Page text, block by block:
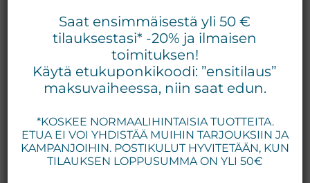
Kosmetiikan
verkkokauppa
Tilaa
tänään
tuotteet:
Exuviance,
Medik8,
Priori,
Bion,
Gernétic,
kulmageeli
Näytetään kaikki 3 tulosta
Tällä
tuotteella
Saat ensimmäisestä yli 50 €
tilauksestasi* -20% ja ilmaisen
toimituksen!
Käytä etukuponkikoodi: ”ensitilaus”
maksuvaiheessa, niin saat edun.
*KOSKEE NORMAALIHINTAISIA TUOTTEITA.
ETUA EI VOI YHDISTÄÄ MUIHIN TARJOUKSIIN JA
KAMPANJOIHIN. POSTIKULUT HYVITETÄÄN, KUN
TILAUKSEN LOPPUSUMMA ON YLI 50€